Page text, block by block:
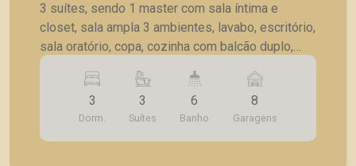
3 suítes, sendo 1 master com sala íntima e
closet, sala ampla 3 ambientes, lavabo, escritório,
sala oratório, copa, cozinha com balcão duplo,
cozinha gourmet, AS com 3 tanques, despensa,
varanda com churrasqueira, salão externo, pintura
grafiato, luminárias, piscina, instalação para
aqeucedor solar, interfone, portão eletrônico,
estacionamento para vários carros.
3
Dorm.
3
Suítes
6
Banho
8
Garagens